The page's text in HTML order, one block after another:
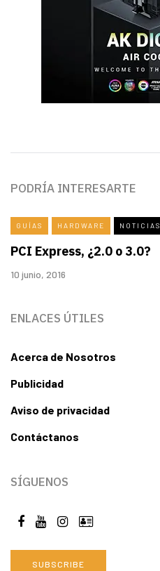
PODRÍA INTERESARTE
GUÍAS HARDWARE NOTICIAS
PCI Express, ¿2.0 o 3.0?
10 junio, 2016
ENLACES ÚTILES
Acerca de Nosotros
Publicidad
Aviso de privacidad
Contáctanos
SÍGUENOS
SUBSCRIBE